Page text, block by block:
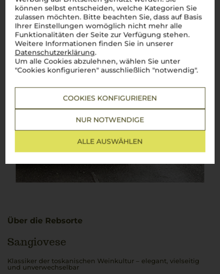
können selbst entscheiden, welche Kategorien Sie
zulassen möchten. Bitte beachten Sie, dass auf Basis
Ihrer Einstellungen womöglich nicht mehr alle
Funktionalitäten der Seite zur Verfügung stehen.
Weitere Informationen finden Sie in unserer
Datenschutzerklärung.
Um alle Cookies abzulehnen, wählen Sie unter
"Cookies konfigurieren" ausschließlich "notwendig".
COOKIES KONFIGURIEREN
NUR NOTWENDIGE
ALLE AUSWÄHLEN
Über die Rebsorte
Sangiovese
Klassiker der toskanischen Weinkultur – elegant, vielseitig
und unverwechselbar